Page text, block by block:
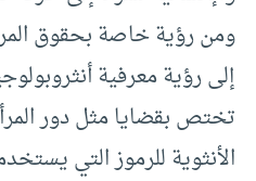
ومن رؤية خاصة بحقوق
إلى رؤية معرفية
تختص بقضايا مثل دور
الأنثوية للرموز التي